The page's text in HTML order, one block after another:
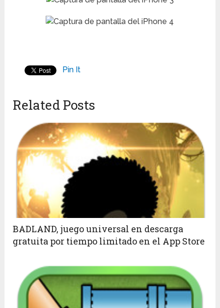
Pin It
Related Posts
BADLAND, juego universal en descarga
gratuita por tiempo limitado en el App Store